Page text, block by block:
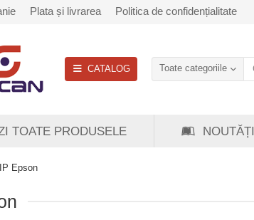
Plata și livrarea Politica de confidențialitate
CATALOG Toate categoriile
TOATE PRODUSELE NOUTĂȚI
Epson